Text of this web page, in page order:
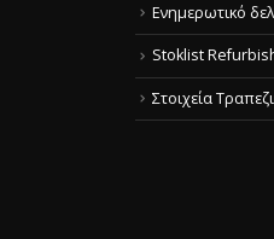
Ενημερωτικό
Stoklist
Στοιχεία